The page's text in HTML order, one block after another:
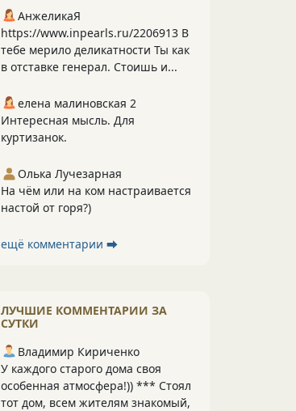
АнжеликаЯ
https://www.inpearls.ru/2206913 В
тебе мерило деликатности Ты как
в отставке генерал. Стоишь и...
елена малиновская 2
Интересная мысль. Для
куртизанок.
Олька Лучезарная
На чём или на ком настраивается
настой от горя?)
ещё комментарии ⮕
ЛУЧШИЕ КОММЕНТАРИИ ЗА
СУТКИ
Владимир Кириченко
У каждого старого дома своя
особенная атмосфера!)) *** Стоял
тот дом, всем жителям знакомый,